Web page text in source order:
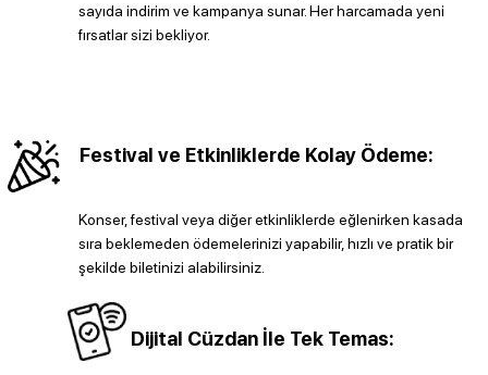
sayıda indirim ve kampanya sunar. Her harcamada yeni
fırsatlar sizi bekliyor.
Festival ve Etkinliklerde Kolay Ödeme:
Konser, festival veya diğer etkinliklerde eğlenirken kasada
sıra beklemeden ödemelerinizi yapabilir, hızlı ve pratik bir
şekilde biletinizi alabilirsiniz.
Dijital Cüzdan İle Tek Temas: